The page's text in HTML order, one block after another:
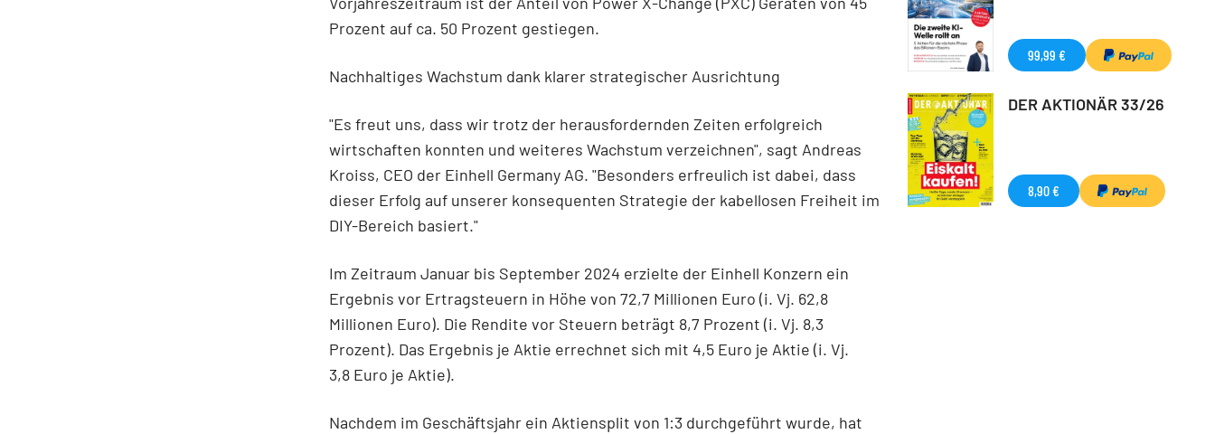
Prozent auf ca. 50 Prozent gestiegen.
Nachhaltiges Wachstum dank klarer strategischer Ausrichtung
"Es freut uns, dass wir trotz der herausfordernden Zeiten erfolgreich
wirtschaften konnten und weiteres Wachstum verzeichnen", sagt Andreas
Kroiss, CEO der Einhell Germany AG. "Besonders erfreulich ist dabei, dass
dieser Erfolg auf unserer konsequenten Strategie der kabellosen Freiheit im
DIY-Bereich basiert."
Im Zeitraum Januar bis September 2024 erzielte der Einhell Konzern ein
Ergebnis vor Ertragsteuern in Höhe von 72,7 Millionen Euro (i. Vj. 62,8
Millionen Euro). Die Rendite vor Steuern beträgt 8,7 Prozent (i. Vj. 8,3
Prozent). Das Ergebnis je Aktie errechnet sich mit 4,5 Euro je Aktie (i. Vj.
3,8 Euro je Aktie).
Nachdem im Geschäftsjahr ein Aktiensplit von 1:3 durchgeführt wurde, hat
99,99 €
DER AKTIONÄR 33/26
8,90 €